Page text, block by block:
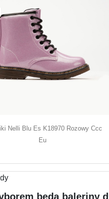
Nelli Blu Es K18970 Rozowy Ccc
Eu
będą baleriny